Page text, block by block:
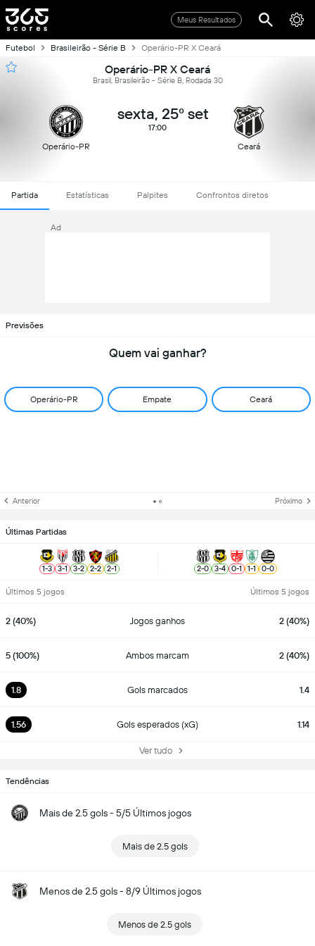
Meus Resultados
Futebol Brasileirão - Série B Operário-PR X Ceará
Operário-PR X Ceará
Brasil, Brasileirão - Série B, Rodada 30
Operário-PR
sexta, 25º set
17:00
Ceará
Partida Estatísticas Palpites Confrontos diretos
Ad
Previsões
Quem vai ganhar?
Operário-PR Empate Ceará
Anterior Próximo
Últimas Partidas
1-3 3-1 3-2 2-2 2-1 2-0 3-4 0-1 1-1 0-0
Últimos 5 jogos Últimos 5 jogos
2 (40%) Jogos ganhos 2 (40%)
5 (100%) Ambos marcam 2 (40%)
1.8 Gols marcados 1.4
1.56 Gols esperados (xG) 1.14
Ver tudo
Tendências
Mais de 2.5 gols - 5/5 Últimos jogos
Mais de 2.5 gols
Menos de 2.5 gols - 8/9 Últimos jogos
Menos de 2.5 gols